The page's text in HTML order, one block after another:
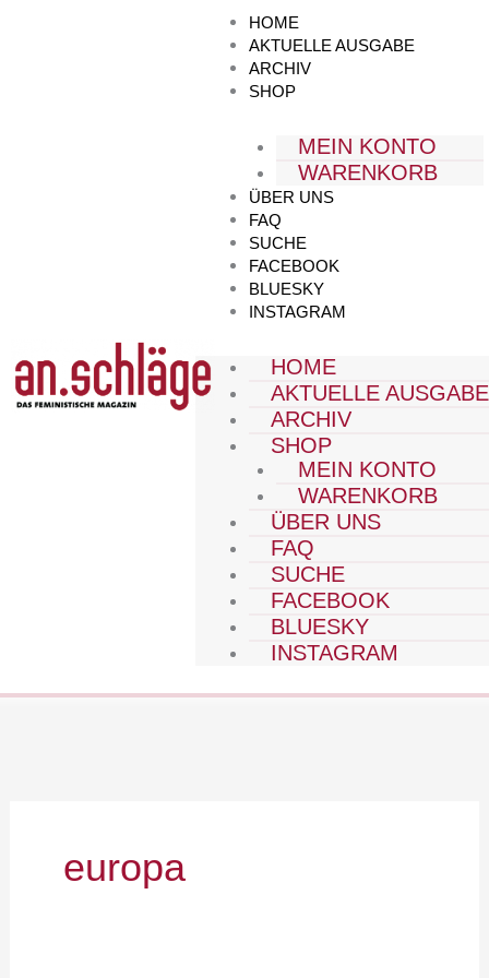
HOME
AKTUELLE AUSGABE
ARCHIV
SHOP
MEIN KONTO
WARENKORB
ÜBER UNS
FAQ
SUCHE
FACEBOOK
BLUESKY
INSTAGRAM
HOME
AKTUELLE AUSGABE
ARCHIV
SHOP
MEIN KONTO
WARENKORB
ÜBER UNS
FAQ
SUCHE
FACEBOOK
BLUESKY
INSTAGRAM
europa